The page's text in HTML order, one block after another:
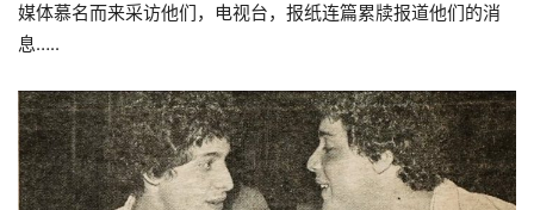
媒体慕名而来采访他们，电视台，报纸连篇累牍报道他们的消
息…..